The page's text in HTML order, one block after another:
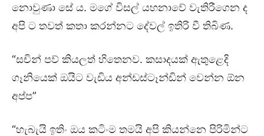
නොවුණා සේ ය. මගේ විසල් යහනාවේ වැතිරීගෙන ද
අපි ට තවත් කතා කරන්නට දේවල් ඉතිරි වී තිබිණ.
“සචින් පව් කියලත් හිතෙනව. කසාදයක් ඇතුළෙදි
ගෑනියෙක් ඔයිට වැඩිය අන්ඩස්ටෑන්ඩින් වෙන්න ඕන
අප්ප”
“හැබැයි ඉතිං ඔය කටිංම තමයි අපි කියන්නෙ පිරිමින්ට